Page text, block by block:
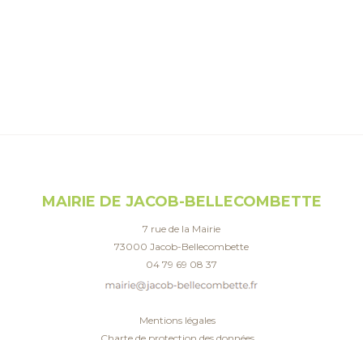
MAIRIE DE JACOB-BELLECOMBETTE
7 rue de la Mairie
73000 Jacob-Bellecombette
04 79 69 08 37
Mentions légales